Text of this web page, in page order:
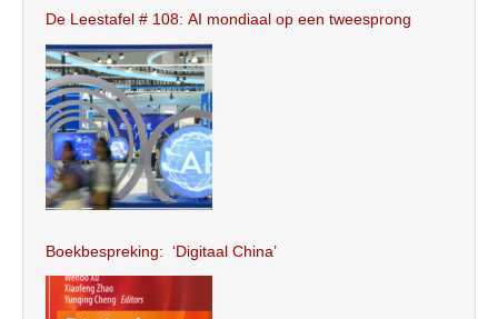
De Leestafel # 108: AI mondiaal op een tweesprong
Boekbespreking: ‘Digitaal China’